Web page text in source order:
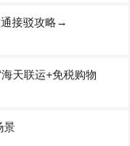
接驳攻略→
天联运+免税购物
景